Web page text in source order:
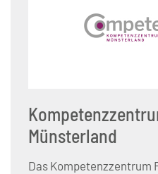
Münsterland
Das Kompetenzzentrum